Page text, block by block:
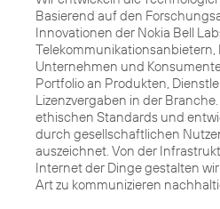
Basierend auf den
Innovationen der Nokia Bell
Telekommunikationsanbietern,
Unternehmen und
Portfolio an Produkten,
Lizenzvergaben in der
ethischen Standards und
durch gesellschaftlichen
auszeichnet. Von der
Internet der Dinge gestalten
Art zu kommunizieren